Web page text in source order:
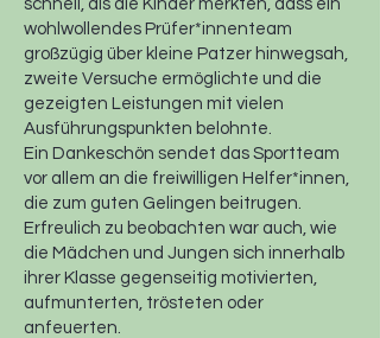
schnell, als die Kinder merkten, dass ein
wohlwollendes Prüfer*innenteam
großzügig über kleine Patzer hinwegsah,
zweite Versuche ermöglichte und die
gezeigten Leistungen mit vielen
Ausführungspunkten belohnte.
Ein Dankeschön sendet das Sportteam
vor allem an die freiwilligen Helfer*innen,
die zum guten Gelingen beitrugen.
Erfreulich zu beobachten war auch, wie
die Mädchen und Jungen sich innerhalb
ihrer Klasse gegenseitig motivierten,
aufmunterten, trösteten oder
anfeuerten.